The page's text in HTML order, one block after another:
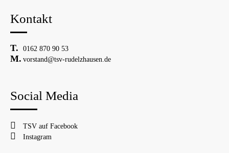
Kontakt
0162 870 90 53
vorstand@tsv-rudelzhausen.de
Social Media
TSV auf Facebook
Instagram